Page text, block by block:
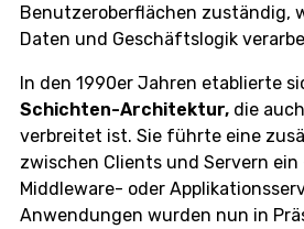
Benutzeroberflächen zuständig,
Daten und Geschäftslogik
In den 1990er Jahren etablierte
Schichten-Architektur, die
verbreitet ist. Sie führte eine
zwischen Clients und Servern
Middleware- oder
Anwendungen wurden nun in